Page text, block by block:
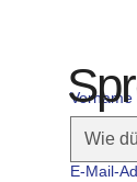
E-Mail-